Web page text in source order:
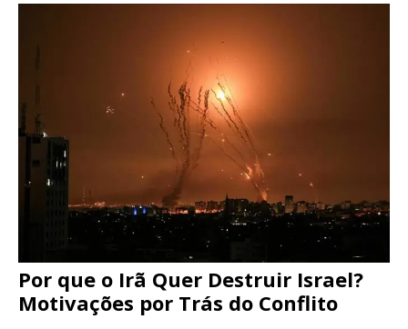
Por que o Irã Quer Destruir Israel?
Motivações por Trás do Conflito